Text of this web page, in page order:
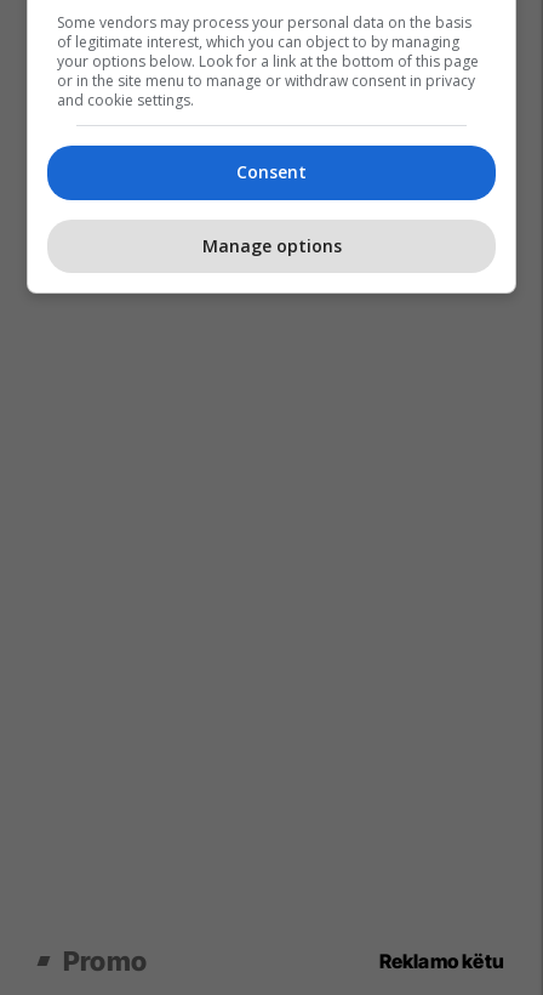
Liga E Kampionëve Virgil Van Dijk
Taison
Kyle Walker
Leroy Sane
Promo Reklamo këtu
Some vendors may process your personal data on the basis
of legitimate interest, which you can object to by managing
your options below. Look for a link at the bottom of this page
or in the site menu to manage or withdraw consent in privacy
and cookie settings.
Consent
Manage options